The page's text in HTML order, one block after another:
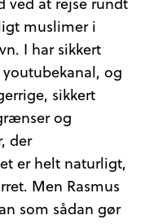
ved at rejse rundt
muslimer i
I har sikkert
og
sikkert
og
der
er helt naturligt,
Men Rasmus
som sådan gør